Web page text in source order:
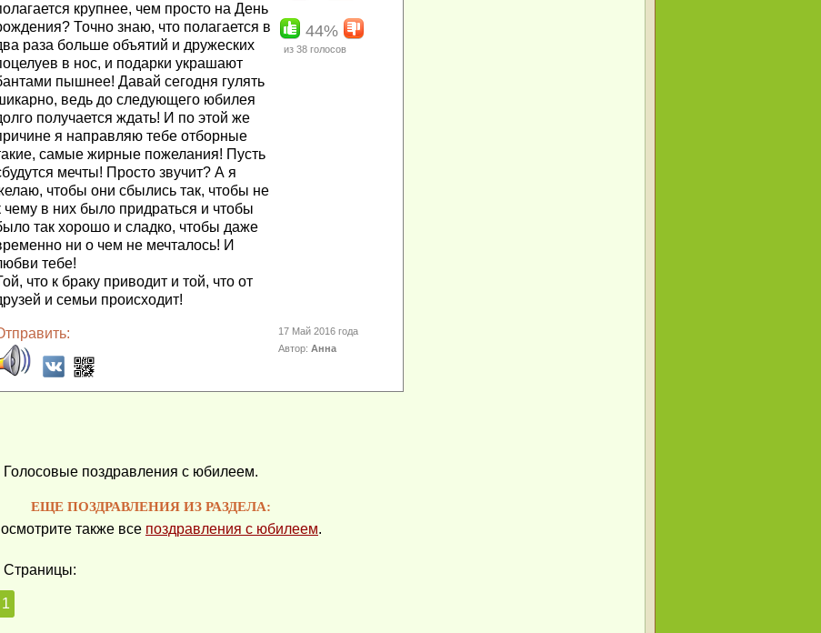
крупнее, чем просто на День
Точно знаю, что полагается в
раза больше объятий и дружеских
в нос, и подарки украшают
пышнее! Давай сегодня гулять
ведь до следующего юбилея
получается ждать! И по этой же
я направляю тебе отборные
самые жирные пожелания! Пусть
мечты! Просто звучит? А я
чтобы они сбылись так, чтобы не
чему в них было придраться и чтобы
так хорошо и сладко, чтобы даже
ни о чем не мечталось! И
тебе!
что к браку приводит и той, что от
и семьи происходит!
44%
из 38 голосов
17 Май 2016 года
Автор:Анна
Голосовые поздравления с юбилеем.
ЕЩЕ ПОЗДРАВЛЕНИЯ ИЗ РАЗДЕЛА:
также все поздравления с юбилеем.
Страницы:
1